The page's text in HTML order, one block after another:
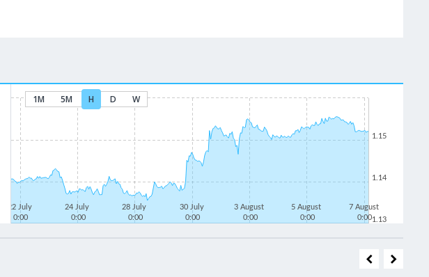
1M 5M H D W
22 July
0:00
24 July
0:00
28 July
0:00
30 July
0:00
3 August
0:00
5 August
0:00
7 August
0:001.13
1.14
1.15